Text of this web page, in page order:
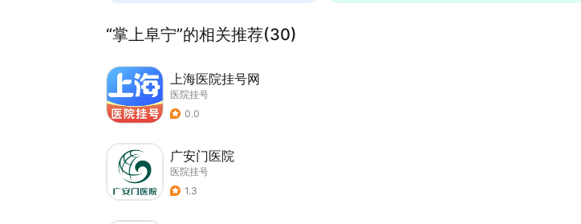
“掌上阜宁”的相关推荐(30)
上海医院挂号网
医院挂号
0.0
广安门医院
医院挂号
1.3